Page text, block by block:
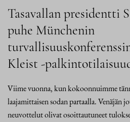
Tasavallan presidentti
puhe Münchenin
Kleist -
Viime vuonna, kun kokoonnuimme
laajamittaisen sodan partaalla. Venäjän
neuvottelut olivat osoittautuneet